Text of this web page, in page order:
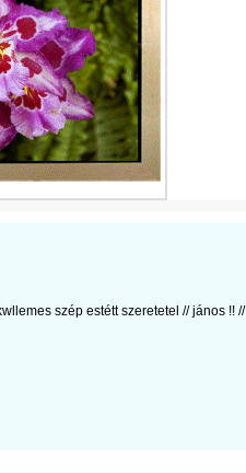
szép estétt szeretetel // jános !! //